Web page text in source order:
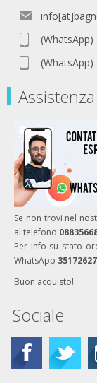
(WhatsApp)
Assistenza
Se non trovi nel
al telefono
Per info su stato
WhatsApp
Buon acquisto!
Sociale